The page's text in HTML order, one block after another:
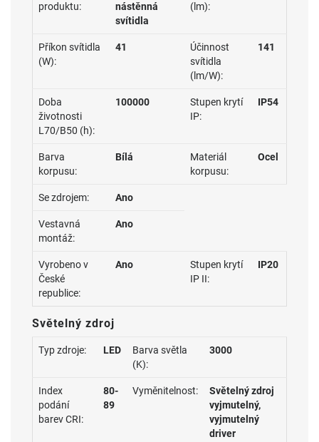
produktu:
nástěnná
svítidla
(lm):
Příkon svítidla
(W):
41
Účinnost
svítidla
(lm/W):
141
Doba
životnosti
L70/B50 (h):
100000
Stupen krytí
IP:
IP54
Barva
korpusu:
Bílá
Materiál
korpusu:
Ocel
Se zdrojem: Ano
Vestavná
montáž:
Ano
Vyrobeno v
České
republice:
Ano
Stupen krytí
IP II:
IP20
Světelný zdroj
Typ zdroje: LED
Barva světla
(K):
3000
Index
podání
barev CRI:
80-
89
Vyměnitelnost:
Světelný zdroj
vyjmutelný,
vyjmutelný
driver